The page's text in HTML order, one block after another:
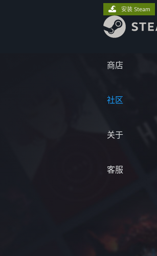
商店
社区
关于
客服
安装 Steam